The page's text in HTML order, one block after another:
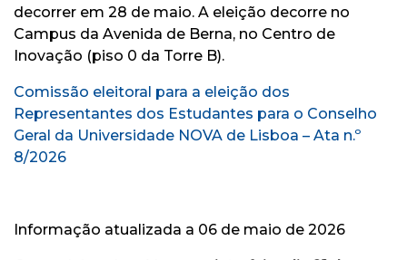
decorrer em 28 de maio. A eleição decorre no
Campus da Avenida de Berna, no Centro de
Inovação (piso 0 da Torre B).
Comissão eleitoral para a eleição dos
Representantes dos Estudantes para o Conselho
Geral da Universidade NOVA de Lisboa – Ata n.º
8/2026
Informação atualizada a 06 de maio de 2026